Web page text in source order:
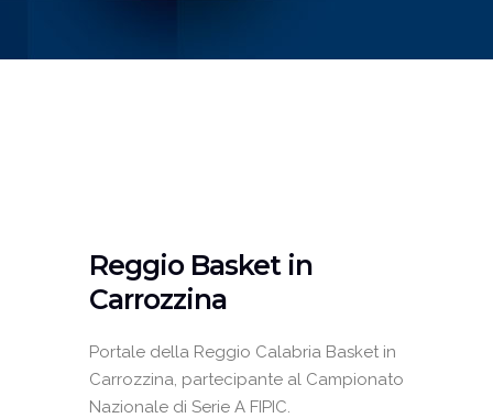
Carrozzina
reggio basket in carrozzina
Reggio Basket in
Carrozzina
Portale della Reggio Calabria Basket in
Carrozzina, partecipante al Campionato
Nazionale di Serie A FIPIC.